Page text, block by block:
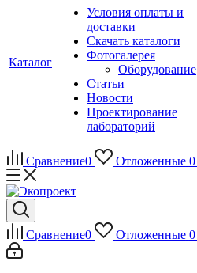
Каталог
Условия оплаты и
доставки
Скачать каталоги
Фотогалерея
Оборудование
Статьи
Новости
Проектирование
лабораторий
Сравнение0 Отложенные 0
Сравнение0 Отложенные 0